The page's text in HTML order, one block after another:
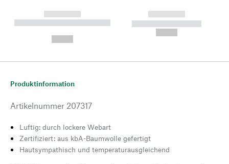
------------
----------- ----------- --------
------------
----------- -----------
Produktinformation
Artikelnummer 207317
Luftig: durch lockere Webart
Zertifiziert: aus kbA-Baumwolle gefertigt
Hautsympathisch und temperaturausgleichend